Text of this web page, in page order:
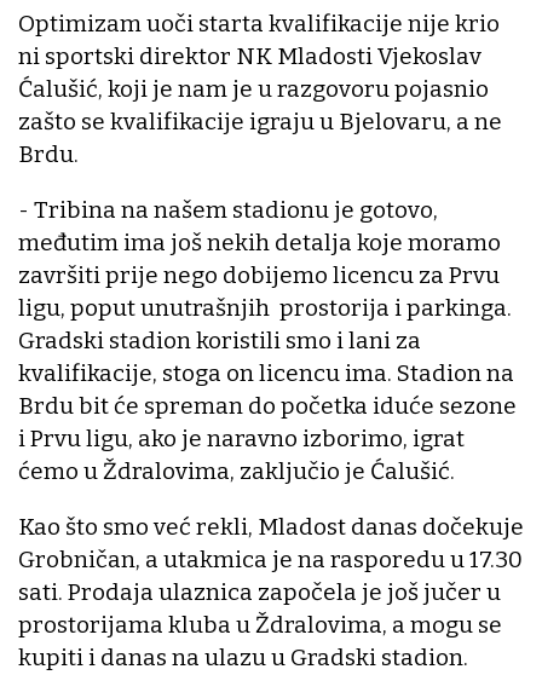
Optimizam uoči starta kvalifikacije nije krio
ni sportski direktor NK Mladosti Vjekoslav
Ćalušić, koji je nam je u razgovoru pojasnio
zašto se kvalifikacije igraju u Bjelovaru, a ne
Brdu.
- Tribina na našem stadionu je gotovo,
međutim ima još nekih detalja koje moramo
završiti prije nego dobijemo licencu za Prvu
ligu, poput unutrašnjih prostorija i parkinga.
Gradski stadion koristili smo i lani za
kvalifikacije, stoga on licencu ima. Stadion na
Brdu bit će spreman do početka iduće sezone
i Prvu ligu, ako je naravno izborimo, igrat
ćemo u Ždralovima, zaključio je Ćalušić.
Kao što smo već rekli, Mladost danas dočekuje
Grobničan, a utakmica je na rasporedu u 17.30
sati. Prodaja ulaznica započela je još jučer u
prostorijama kluba u Ždralovima, a mogu se
kupiti i danas na ulazu u Gradski stadion.